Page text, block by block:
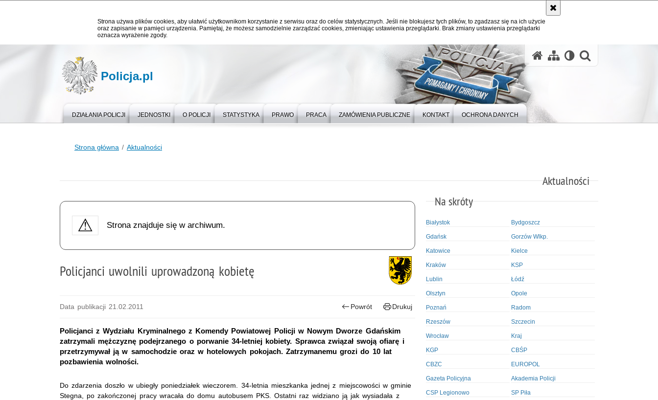
Strona używa plików cookies, aby ułatwić użytkownikom korzystanie z serwisu oraz do celów statystycznych. Jeśli nie blokujesz tych plików, to zgadzasz się na ich użycie
oraz zapisanie w pamięci urządzenia. Pamiętaj, że możesz samodzielnie zarządzać cookies, zmieniając ustawienia przeglądarki. Brak zmiany ustawienia przeglądarki
oznacza wyrażenie zgody.
Policja.pl
DZIAŁANIA POLICJI JEDNOSTKI O POLICJI STATYSTYKA PRAWO PRACA ZAMÓWIENIA PUBLICZNE KONTAKT OCHRONA DANYCH
Strona główna Aktualności
Aktualności
Strona znajduje się w archiwum.
Policjanci uwolnili uprowadzoną kobietę
Data publikacji 21.02.2011 Powrót Drukuj
Policjanci z Wydziału Kryminalnego z Komendy Powiatowej Policji w Nowym Dworze Gdańskim
zatrzymali mężczyznę podejrzanego o porwanie 34-letniej kobiety. Sprawca związał swoją ofiarę i
przetrzymywał ją w samochodzie oraz w hotelowych pokojach. Zatrzymanemu grozi do 10 lat
pozbawienia wolności.
Do zdarzenia doszło w ubiegły poniedziałek wieczorem. 34-letnia mieszkanka jednej z miejscowości w gminie
Stegna, po zakończonej pracy wracała do domu autobusem PKS. Ostatni raz widziano ją jak wysiadała z
Na skróty
Białystok Bydgoszcz
Gdańsk Gorzów Wlkp.
Katowice Kielce
Kraków KSP
Lublin Łódź
Olsztyn Opole
Poznań Radom
Rzeszów Szczecin
Wrocław Kraj
KGP CBŚP
CBZC EUROPOL
Gazeta Policyjna Akademia Policji
CSP Legionowo SP Piła